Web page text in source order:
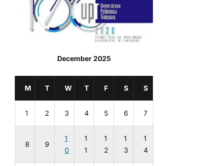
December 2025
M T W T F S S
1 2 3 4 5 6 7
8 9
1
0
1
1
1
2
1
3
1
4